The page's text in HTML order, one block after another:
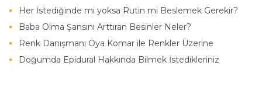
Her İstediğinde mi yoksa Rutin mi Beslemek Gerekir?
Baba Olma Şansını Arttıran Besinler Neler?
Renk Danışmanı Oya Komar ile Renkler Üzerine
Doğumda Epidural Hakkında Bilmek İstedikleriniz